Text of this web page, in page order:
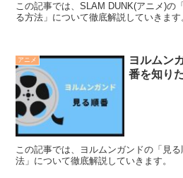
この記事では、SLAM DUNK(アニメ)の
る方法」について徹底解説していきます
アニメ
ヨルムン
番を知り
この記事では、ヨルムンガンドの「見
法」について徹底解説していきます。